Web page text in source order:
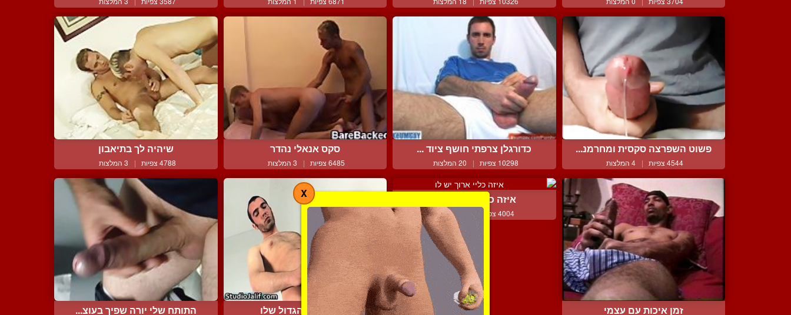
פשוט השפרצה סקסית ומחרמנ...
4544 צפיות | 4 המלצות
כדורגלן צרפתי חושף ציוד ...
10298 צפיות | 20 המלצות
סקס אנאלי נהדר
6485 צפיות | 3 המלצות
שיהיה לך בתיאבון
4788 צפיות | 3 המלצות
זמן איכות עם עצמי
איזה כליי ארוך יש לו
4004 צפיות
משחק בזין הגדול שלו התותח שלי יורה שפיך בעוצ...
X